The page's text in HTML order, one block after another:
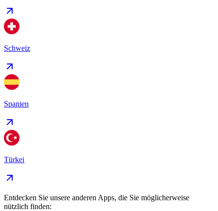
Schweiz
Spanien
Türkei
Entdecken Sie unsere anderen Apps, die Sie möglicherweise
nützlich finden: